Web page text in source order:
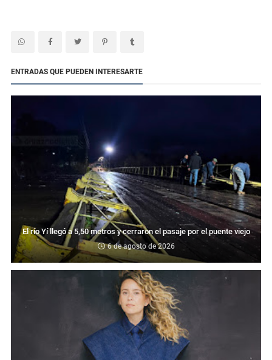
ENTRADAS QUE PUEDEN INTERESARTE
El río Yí llegó a 5,50 metros y cerraron el pasaje por el puente viejo
6 de agosto de 2026